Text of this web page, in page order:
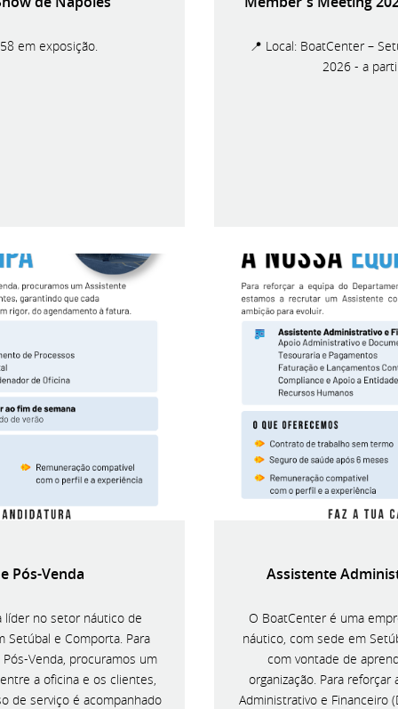
em exposição.
📍 Local: BoatCenter –
2026 - a
Pós-Venda
no setor náutico de
Setúbal e Comporta. Para
Venda, procuramos um
a oficina e os clientes,
de serviço é acompanhado
Assistente
O BoatCenter é uma
náutico, com sede em
com vontade de
organização. Para
Administrativo e Financeiro